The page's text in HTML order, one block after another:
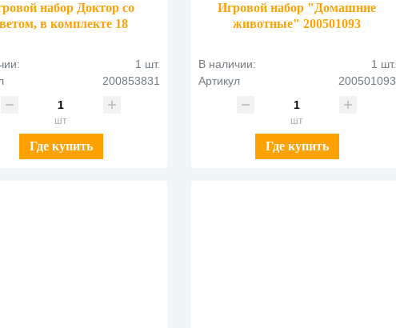
набор Доктор со
в комплекте 18
1 шт.
200853831
шт
Где купить
Игровой набор "Домашние
животные" 200501093
В наличии:
1 шт.
Артикул
200501093
шт
Где купить